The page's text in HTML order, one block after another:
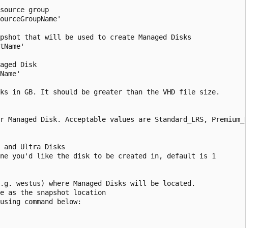
group
that will be used to create Managed Disks
Disk
in GB. It should be greater than the VHD file size.
Disk. Acceptable values are Standard_LRS, Premium_LRS,
and Ultra Disks
you'd like the disk to be created in, default is 1
westus) where Managed Disks will be located.
as the snapshot location
command below: